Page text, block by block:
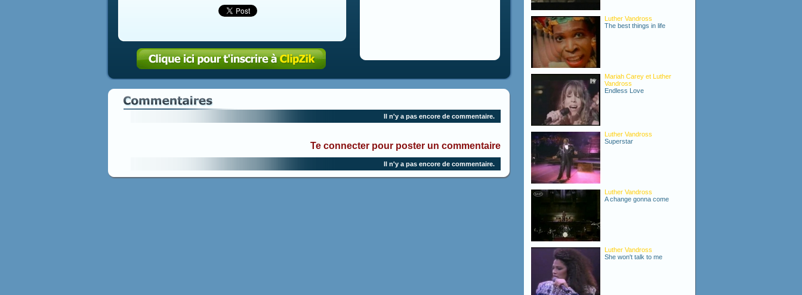
Il n'y a pas encore de commentaire.
Te connecter pour poster un commentaire
Il n'y a pas encore de commentaire.
Luther Vandross
The best things in life
Mariah Carey et Luther
Vandross
Endless Love
Luther Vandross
Superstar
Luther Vandross
A change gonna come
Luther Vandross
She won't talk to me